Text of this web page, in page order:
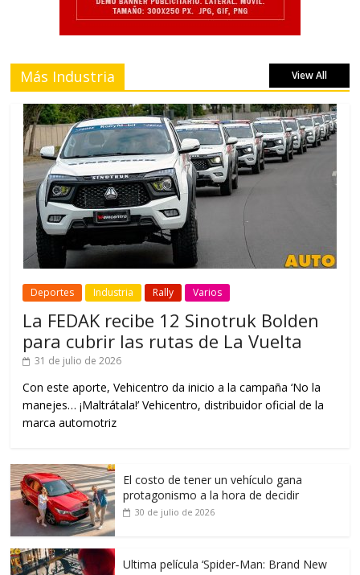
Más Industria View All
Deportes Industria Rally Varios
La FEDAK recibe 12 Sinotruk Bolden
para cubrir las rutas de La Vuelta
31 de julio de 2026
Con este aporte, Vehicentro da inicio a la campaña ‘No la
manejes… ¡Maltrátala!’ Vehicentro, distribuidor oficial de la
marca automotriz
El costo de tener un vehículo gana
protagonismo a la hora de decidir
30 de julio de 2026
Ultima película ‘Spider‑Man: Brand New